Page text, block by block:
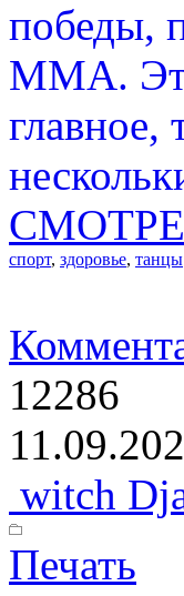
победы,
ММА.
главное,
спорт, здоровье, танцы
12286
witch
Печать